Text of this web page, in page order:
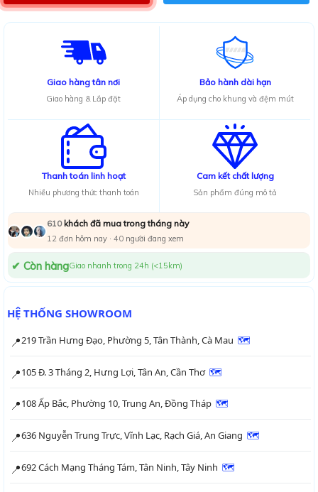
Giao hàng tân nơi
Giao hàng & Lắp đặt
Bảo hành dài hạn
Áp dụng cho khung và đệm mút
Thanh toán linh hoạt
Nhiều phương thức thanh toán
Cam kết chất lượng
Sản phẩm đúng mô tả
610khách đã mua trong tháng này
12 đơn hôm nay · 39 người đang xem
✔ Còn hàngGiao nhanh trong 24h (<15km)
HỆ THỐNG SHOWROOM
📍219 Trần Hưng Đạo, Phường 5, Tân Thành, Cà Mau 🗺
📍105 Đ. 3 Tháng 2, Hưng Lợi, Tân An, Cần Thơ 🗺
📍108 Ấp Bắc, Phường 10, Trung An, Đồng Tháp 🗺
📍636 Nguyễn Trung Trực, Vĩnh Lạc, Rạch Giá, An Giang 🗺
📍692 Cách Mạng Tháng Tám, Tân Ninh, Tây Ninh 🗺